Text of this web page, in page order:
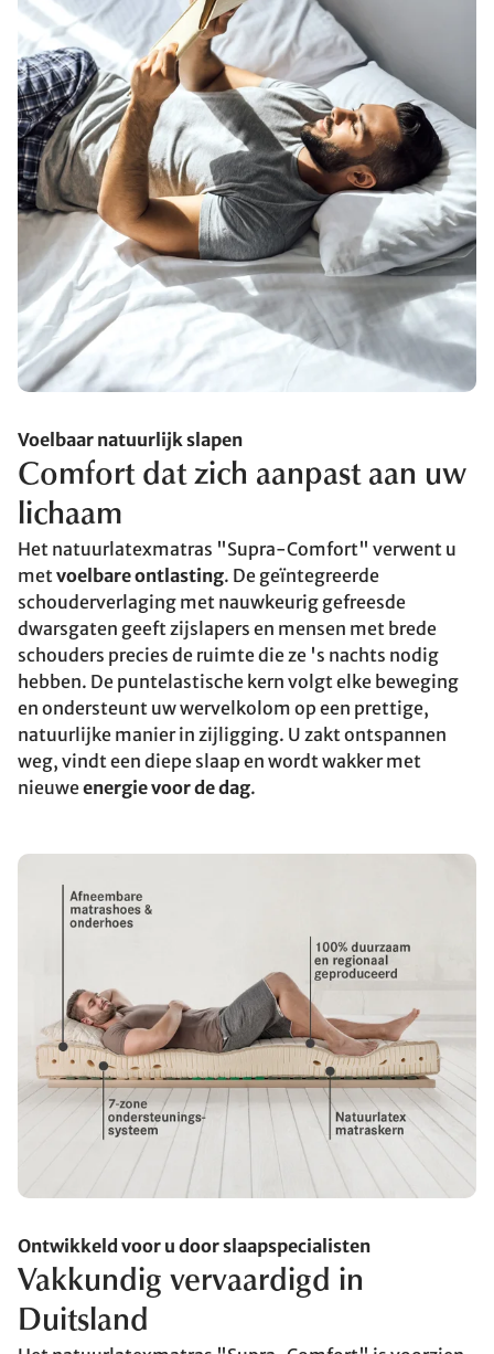
Voelbaar natuurlijk slapen
Comfort dat zich aanpast aan uw
lichaam
Het natuurlatexmatras "Supra-Comfort" verwent u
metvoelbare ontlasting. De geïntegreerde
schouderverlaging met nauwkeurig gefreesde
dwarsgaten geeft zijslapers en mensen met brede
schouders precies de ruimte die ze 's nachts nodig
hebben. De puntelastische kern volgt elke beweging
en ondersteunt uw wervelkolom op een prettige,
natuurlijke manier in zijligging. U zakt ontspannen
weg, vindt een diepe slaap en wordt wakker met
nieuweenergie voor de dag.
Ontwikkeld voor u door slaapspecialisten
Vakkundig vervaardigd in
Duitsland